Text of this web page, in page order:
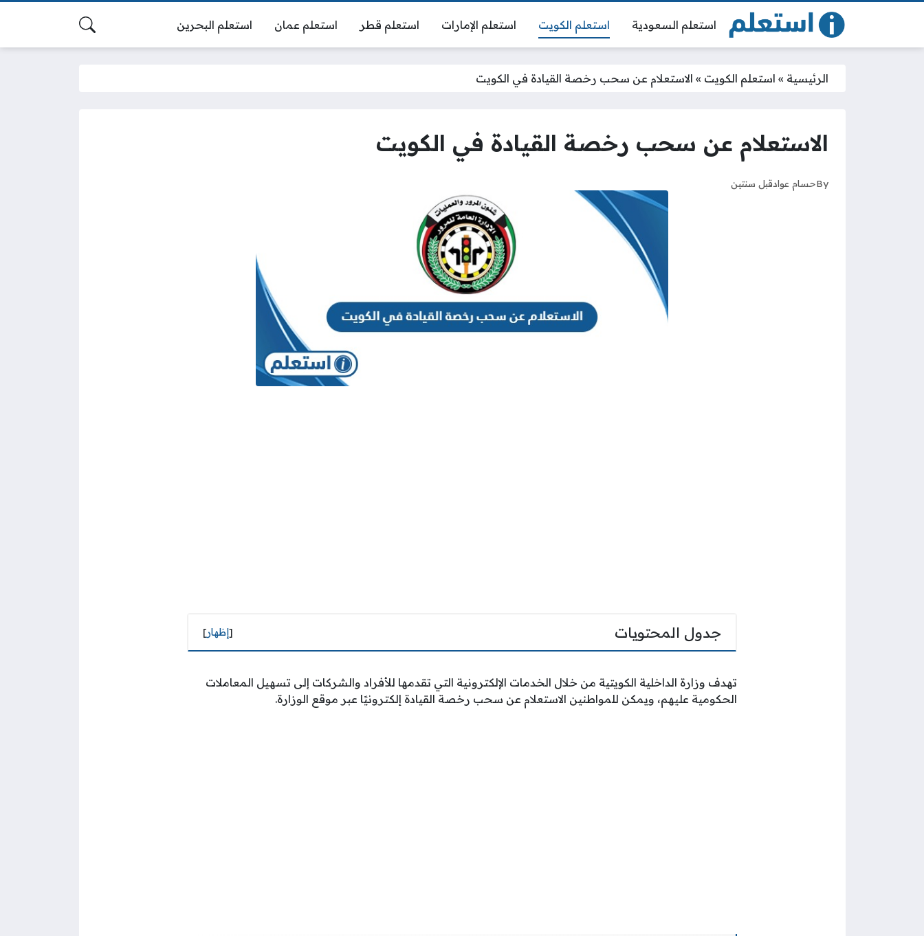
استعلم السعودية استعلم الكويت استعلم الإمارات استعلم قطر استعلم عمان استعلم البحرين
الرئيسية » استعلم الكويت » الاستعلام عن سحب رخصة القيادة في الكويت
الاستعلام عن سحب رخصة القيادة في الكويت
Byحسام عوادقبل سنتين
جدول المحتويات [إظهار]
تهدف وزارة الداخلية الكويتية من خلال الخدمات الإلكترونية التي تقدمها للأفراد والشركات إلى تسهيل المعاملات
الحكومية عليهم، ويمكن للمواطنين الاستعلام عن سحب رخصة القيادة إلكترونيًا عبر موقع الوزارة.